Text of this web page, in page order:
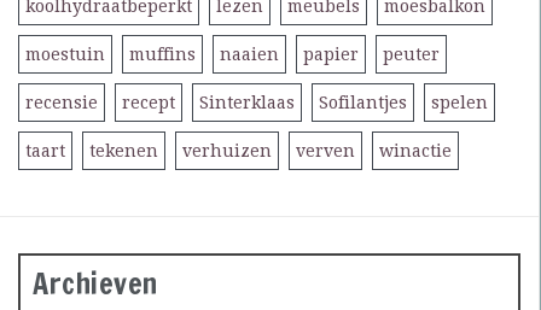
koolhydraatbeperkt lezen meubels moesbalkon
moestuin muffins naaien papier peuter
recensie recept Sinterklaas Sofilantjes spelen
taart tekenen verhuizen verven winactie
Archieven